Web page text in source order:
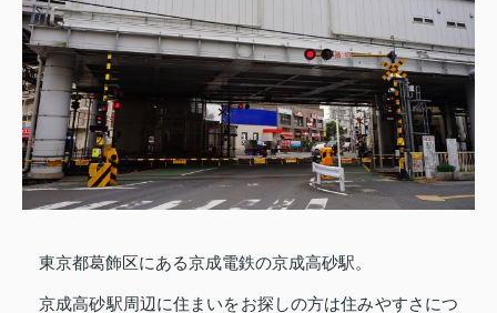
東京都葛飾区にある京成電鉄の京成高砂駅。
京成高砂駅周辺に住まいをお探しの方は住みやすさにつ